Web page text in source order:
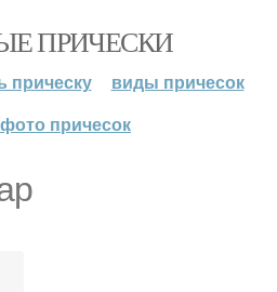
ПРИЧЕСКИ
прическу
виды причесок
фото причесок